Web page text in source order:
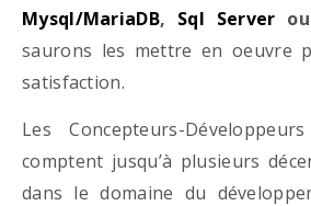
Mysql/MariaDB, Sql Server ou
saurons les mettre en oeuvre
satisfaction.
Les Concepteurs-
comptent jusqu’à plusieurs
dans le domaine du